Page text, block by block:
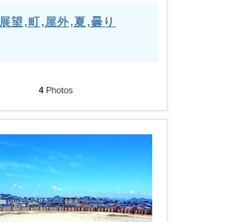
展望,町,屋外,夏,曇り
4Photos